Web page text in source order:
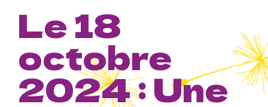
Le 18
octobre
2024 : Une